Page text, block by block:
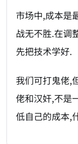
市场中,成本是
战无不胜.在调
先把技术学好.
我们可打鬼佬,
佬和汉奸,不是
低自己的成本,